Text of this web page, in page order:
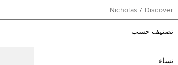
Discover
/
Nicholas
تصنيف حسب
نساء